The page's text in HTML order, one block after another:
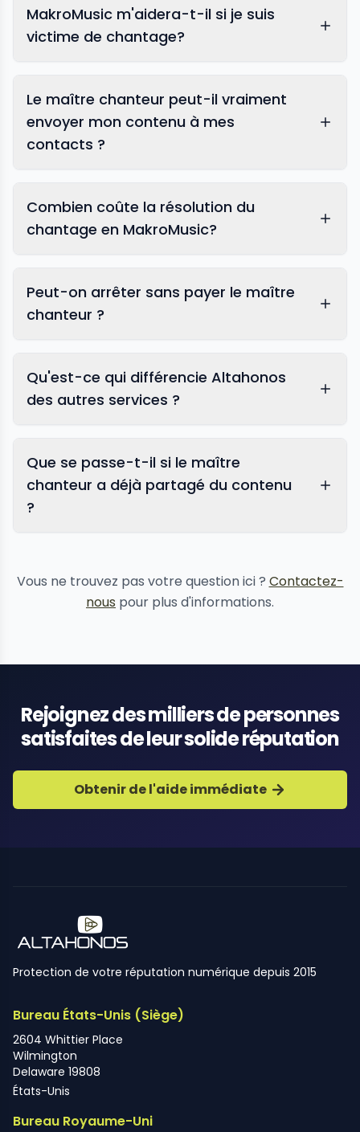
MakroMusic m'aidera-t-il si je suis
victime de chantage?
Le maître chanteur peut-il vraiment
envoyer mon contenu à mes
contacts ?
Combien coûte la résolution du
chantage en MakroMusic?
Peut-on arrêter sans payer le maître
chanteur ?
Qu'est-ce qui différencie Altahonos
des autres services ?
Que se passe-t-il si le maître
chanteur a déjà partagé du contenu
?
Vous ne trouvez pas votre question ici ? Contactez-
nous pour plus d'informations.
Rejoignez des milliers de personnes
satisfaites de leur solide réputation
Obtenir de l'aide immédiate
Protection de votre réputation numérique depuis 2015
Bureau États-Unis (Siège)
2604 Whittier Place
Wilmington
Delaware 19808
États-Unis
Bureau Royaume-Uni